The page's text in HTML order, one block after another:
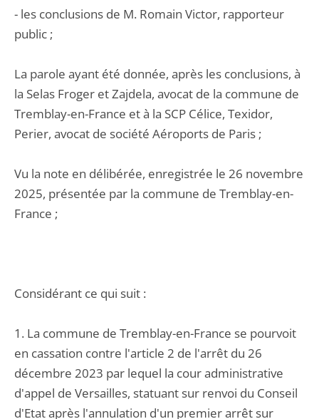
- les conclusions de M. Romain Victor, rapporteur
public ;
La parole ayant été donnée, après les conclusions, à
la Selas Froger et Zajdela, avocat de la commune de
Tremblay-en-France et à la SCP Célice, Texidor,
Perier, avocat de société Aéroports de Paris ;
Vu la note en délibérée, enregistrée le 26 novembre
2025, présentée par la commune de Tremblay-en-
France ;
Considérant ce qui suit :
1. La commune de Tremblay-en-France se pourvoit
en cassation contre l'article 2 de l'arrêt du 26
décembre 2023 par lequel la cour administrative
d'appel de Versailles, statuant sur renvoi du Conseil
d'Etat après l'annulation d'un premier arrêt sur